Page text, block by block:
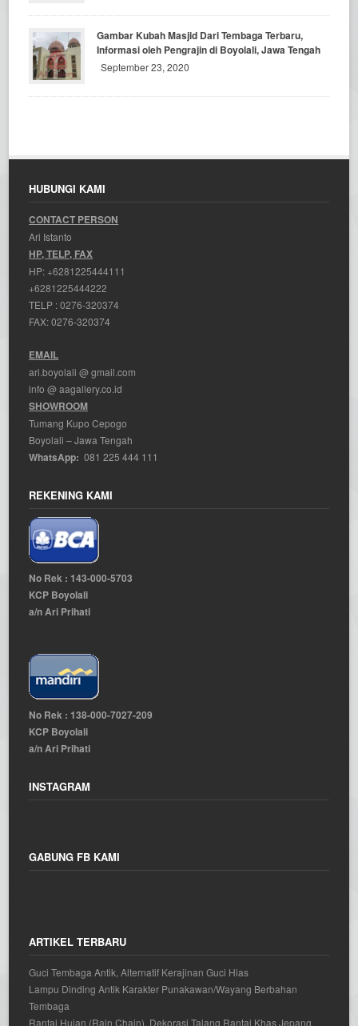
Gambar Kubah Masjid Dari Tembaga Terbaru,
Informasi oleh Pengrajin di Boyolali, Jawa Tengah
September 23, 2020
HUBUNGI KAMI
CONTACT PERSON
Ari Istanto
HP, TELP, FAX
HP: +6281225444111
+6281225444222
TELP :0276-320374
FAX: 0276-320374
EMAIL
ari.boyolali @ gmail.com
info @ aagallery.co.id
SHOWROOM
Tumang Kupo Cepogo
Boyolali – Jawa Tengah
WhatsApp: 081 225 444 111
REKENING KAMI
No Rek : 143-000-5703
KCP Boyolali
a/n Ari Prihati
No Rek : 138-000-7027-209
KCP Boyolali
a/n Ari Prihati
INSTAGRAM
GABUNG FB KAMI
ARTIKEL TERBARU
Guci Tembaga Antik, Alternatif Kerajinan Guci Hias
Lampu Dinding Antik Karakter Punakawan/Wayang Berbahan
Tembaga
Rantai Hujan (Rain Chain), Dekorasi Talang Rantai Khas Jepang